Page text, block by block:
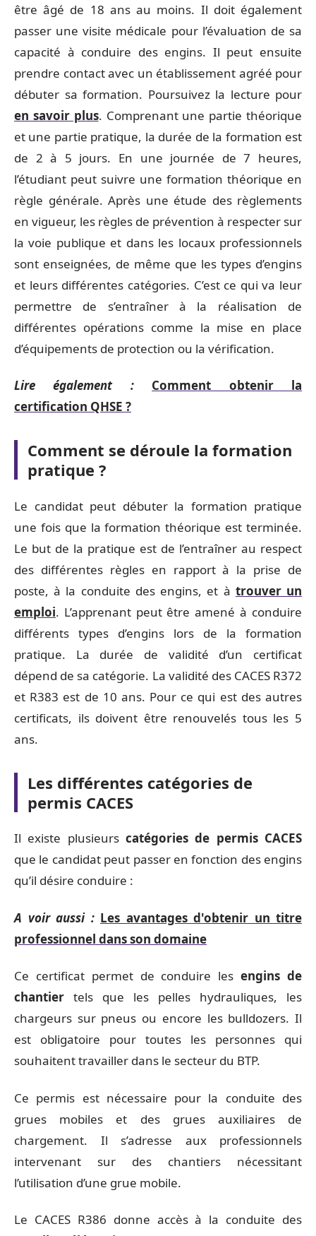
être âgé de 18 ans au moins. Il doit également
passer une visite médicale pour l’évaluation de sa
capacité à conduire des engins. Il peut ensuite
prendre contact avec un établissement agréé pour
débuter sa formation. Poursuivez la lecture pour
en savoir plus. Comprenant une partie théorique
et une partie pratique, la durée de la formation est
de 2 à 5 jours. En une journée de 7 heures,
l’étudiant peut suivre une formation théorique en
règle générale. Après une étude des règlements
en vigueur, les règles de prévention à respecter sur
la voie publique et dans les locaux professionnels
sont enseignées, de même que les types d’engins
et leurs différentes catégories. C’est ce qui va leur
permettre de s’entraîner à la réalisation de
différentes opérations comme la mise en place
d’équipements de protection ou la vérification.
Lire également :
Comment obtenir la
certification QHSE ?
Comment se déroule la formation
pratique ?
Le candidat peut débuter la formation pratique
une fois que la formation théorique est terminée.
Le but de la pratique est de l’entraîner au respect
des différentes règles en rapport à la prise de
poste, à la conduite des engins, et à trouver un
emploi. L’apprenant peut être amené à conduire
différents types d’engins lors de la formation
pratique. La durée de validité d’un certificat
dépend de sa catégorie. La validité des CACES R372
et R383 est de 10 ans. Pour ce qui est des autres
certificats, ils doivent être renouvelés tous les 5
ans.
Les différentes catégories de
permis CACES
Il existe plusieurs catégories de permis CACES
que le candidat peut passer en fonction des engins
qu’il désire conduire :
A voir aussi : Les avantages d'obtenir un titre
professionnel dans son domaine
Ce certificat permet de conduire lesengins de
chantier tels que les pelles hydrauliques, les
chargeurs sur pneus ou encore les bulldozers. Il
est obligatoire pour toutes les personnes qui
souhaitent travailler dans le secteur du BTP.
Ce permis est nécessaire pour la conduite des
grues mobiles et des grues auxiliaires de
chargement. Il s’adresse aux professionnels
intervenant sur des chantiers nécessitant
l’utilisation d’une grue mobile.
Le CACES R386 donne accès à la conduite des